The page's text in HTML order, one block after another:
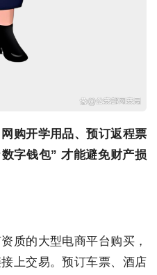
购开学用品、预订返程票
字钱包” 才能避免财产损
质的大型电商平台购买，
上交易。预订车票、酒店